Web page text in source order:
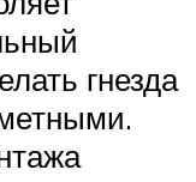
гнезда